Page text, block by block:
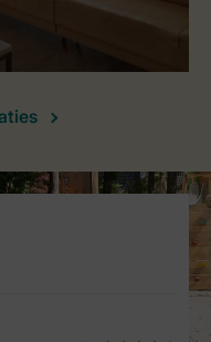
Rating from our guests